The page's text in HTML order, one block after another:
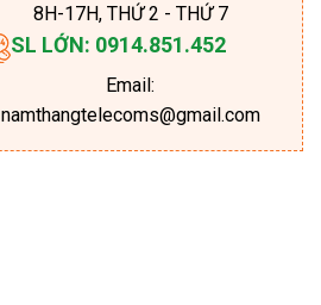
8H-17H, THỨ 2 - THỨ 7
SL LỚN: 0914.851.452
Email:
namthangtelecoms@gmail.com